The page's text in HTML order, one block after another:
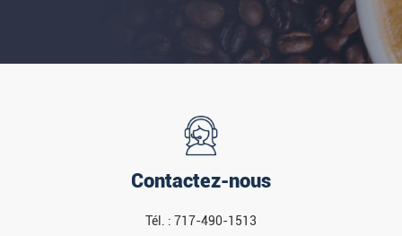
Contactez-nous
Tél. : 717-490-1513